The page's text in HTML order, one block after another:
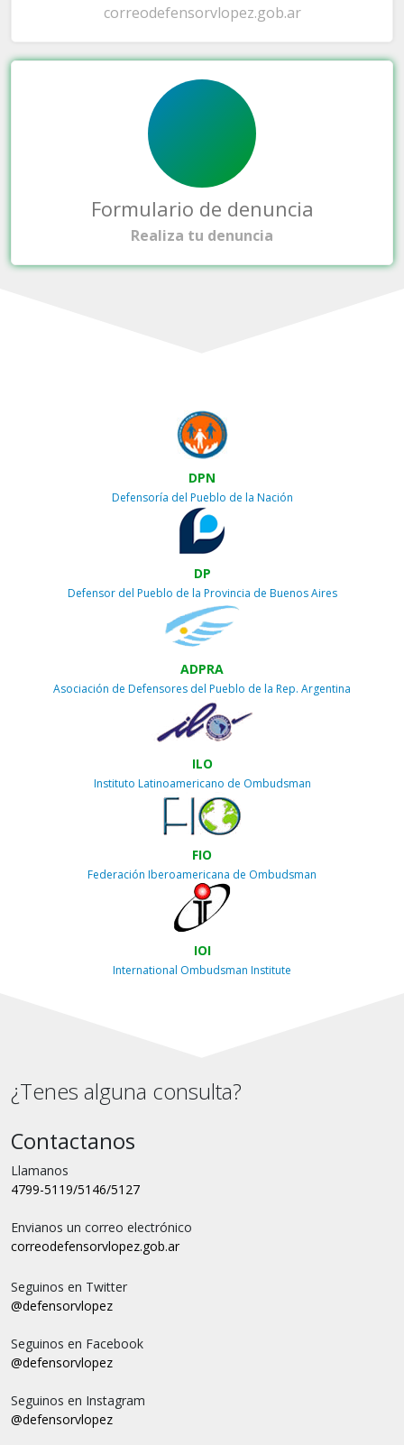
correodefensorvlopez.gob.ar
Formulario de denuncia
Realiza tu denuncia
DPN
Defensoría del Pueblo de la Nación
DP
Defensor del Pueblo de la Provincia de Buenos Aires
ADPRA
Asociación de Defensores del Pueblo de la Rep. Argentina
ILO
Instituto Latinoamericano de Ombudsman
FIO
Federación Iberoamericana de Ombudsman
IOI
International Ombudsman Institute
¿Tenes alguna consulta?
Contactanos
Llamanos
4799-5119/5146/5127
Envianos un correo electrónico
correodefensorvlopez.gob.ar
Seguinos en Twitter
@defensorvlopez
Seguinos en Facebook
@defensorvlopez
Seguinos en Instagram
@defensorvlopez